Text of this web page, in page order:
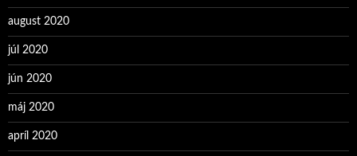
august 2020
júl 2020
jún 2020
máj 2020
apríl 2020